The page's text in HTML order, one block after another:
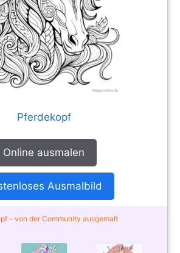
Pferdekopf
Online ausmalen
Ausmalbild
– von der Community ausgemalt